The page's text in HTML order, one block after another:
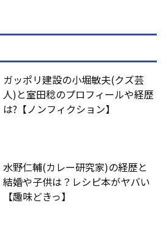
ガッポリ建設の小堀敏夫(クズ芸
人)と室田稔のプロフィールや経歴
は?【ノンフィクション】
水野仁輔(カレー研究家)の経歴と
結婚や子供は？レシピ本がヤバい
【趣味どきっ】